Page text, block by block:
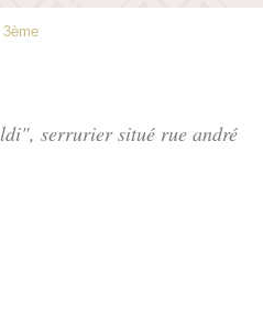
3ème
serrurier situé rue andré